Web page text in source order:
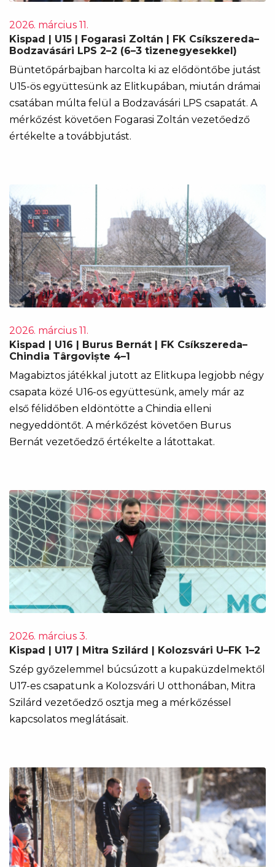
2026. március 11.
Kispad | U15 | Fogarasi Zoltán | FK Csíkszereda–
Bodzavásári LPS 2–2 (6–3 tizenegyesekkel)
Büntetőpárbajban harcolta ki az elődöntőbe jutást
U15-ös együttesünk az Elitkupában, miután drámai
csatában múlta felül a Bodzavásári LPS csapatát. A
mérkőzést követően Fogarasi Zoltán vezetőedző
értékelte a továbbjutást.
2026. március 11.
Kispad | U16 | Burus Bernát | FK Csíkszereda–
Chindia Târgoviște 4–1
Magabiztos játékkal jutott az Elitkupa legjobb négy
csapata közé U16-os együttesünk, amely már az
első félidőben eldöntötte a Chindia elleni
negyeddöntőt. A mérkőzést követően Burus
Bernát vezetőedző értékelte a látottakat.
2026. március 3.
Kispad | U17 | Mitra Szilárd | Kolozsvári U–FK 1–2
Szép győzelemmel búcsúzott a kupaküzdelmektől
U17-es csapatunk a Kolozsvári U otthonában, Mitra
Szilárd vezetőedző osztja meg a mérkőzéssel
kapcsolatos meglátásait.